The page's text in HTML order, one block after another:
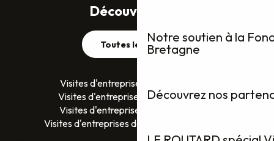
Notre soutien à la
Bretagne
Découvrez nos
Découvrez plus
Toutes les visites
Visites d'entreprises dans le Finistère
Visites d'entreprises dans le Morbihan
Visites d'entreprises en Ille-et-Vilaine
Visites d'entreprises dans les Côtes D’Armor